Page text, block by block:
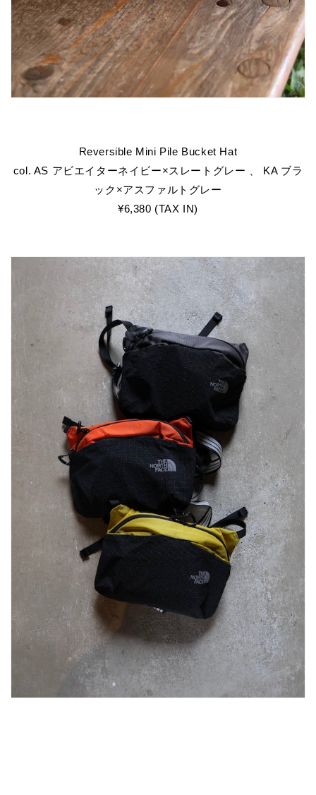
Reversible Mini Pile Bucket Hat
col. AS アビエイターネイビー×スレートグレー 、 KA ブラ
ック×アスファルトグレー
¥6,380 (TAX IN)